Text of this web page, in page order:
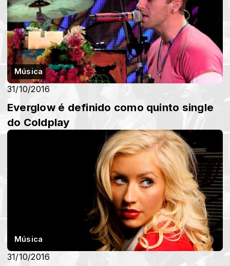
Música
31/10/2016
Everglow é definido como quinto single
do Coldplay
Música
31/10/2016